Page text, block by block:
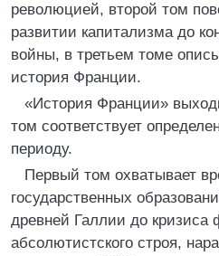
революцией, второй том
развитии капитализма до
войны, в третьем томе
история Франции.
«История Франции»
том соответствует
периоду.
Первый том охватывает
государственных
древней Галлии до кризиса
абсолютистского строя,